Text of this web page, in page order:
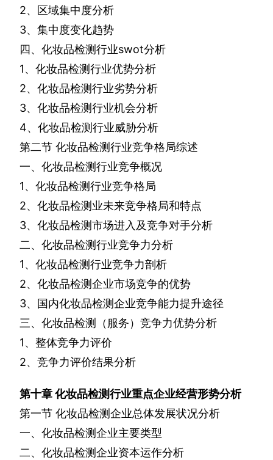
2、区域集中度分析
3、集中度变化趋势
四、化妆品检测行业swot分析
1、化妆品检测行业优势分析
2、化妆品检测行业劣势分析
3、化妆品检测行业机会分析
4、化妆品检测行业威胁分析
第二节 化妆品检测行业竞争格局综述
一、化妆品检测行业竞争概况
1、化妆品检测行业竞争格局
2、化妆品检测业未来竞争格局和特点
3、化妆品检测市场进入及竞争对手分析
二、化妆品检测行业竞争力分析
1、化妆品检测行业竞争力剖析
2、化妆品检测企业市场竞争的优势
3、国内化妆品检测企业竞争能力提升途径
三、化妆品检测（服务）竞争力优势分析
1、整体竞争力评价
2、竞争力评价结果分析
第十章化妆品检测行业重点企业经营形势分析
第一节 化妆品检测企业总体发展状况分析
一、化妆品检测企业主要类型
二、化妆品检测企业资本运作分析